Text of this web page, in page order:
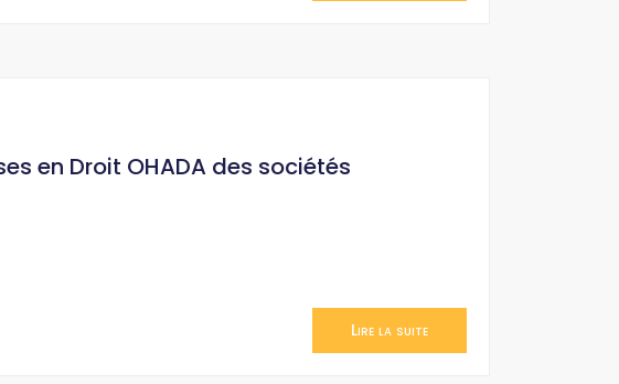
en Droit OHADA des sociétés
Lire la suite